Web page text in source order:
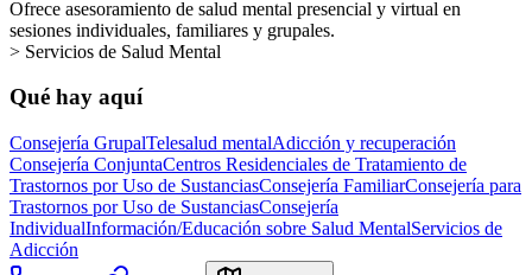
Ofrece asesoramiento de salud mental presencial y virtual en
sesiones individuales, familiares y grupales.
> Servicios de Salud Mental
Qué hay aquí
Consejería GrupalTelesalud mentalAdicción y recuperación
Consejería ConjuntaCentros Residenciales de Tratamiento de
Trastornos por Uso de SustanciasConsejería FamiliarConsejería para
Trastornos por Uso de SustanciasConsejería
IndividualInformación/Educación sobre Salud MentalServicios de
Adicción